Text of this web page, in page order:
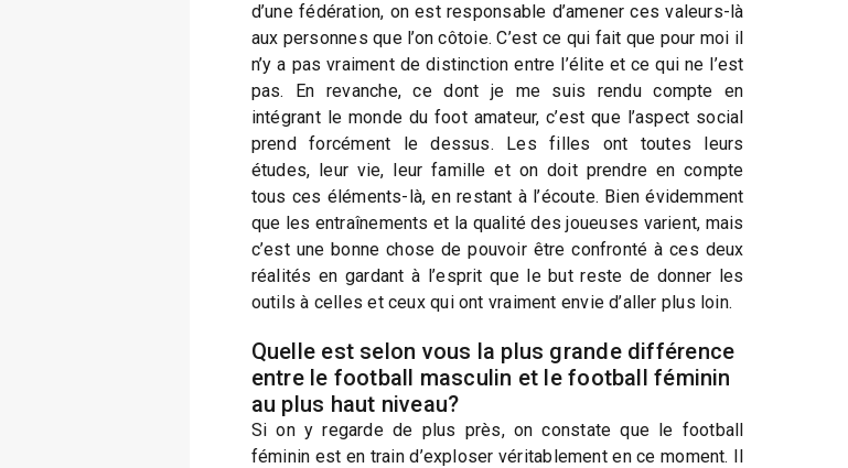
d’une fédération, on est responsable d’amener ces valeurs-là
aux personnes que l’on côtoie. C’est ce qui fait que pour moi il
n’y a pas vraiment de distinction entre l’élite et ce qui ne l’est
pas. En revanche, ce dont je me suis rendu compte en
intégrant le monde du foot amateur, c’est que l’aspect social
prend forcément le dessus. Les filles ont toutes leurs
études, leur vie, leur famille et on doit prendre en compte
tous ces éléments-là, en restant à l’écoute. Bien évidemment
que les entraînements et la qualité des joueuses varient, mais
c’est une bonne chose de pouvoir être confronté à ces deux
réalités en gardant à l’esprit que le but reste de donner les
outils à celles et ceux qui ont vraiment envie d’aller plus loin.
Quelle est selon vous la plus grande différence
entre le football masculin et le football féminin
au plus haut niveau?
Si on y regarde de plus près, on constate que le football
féminin est en train d’exploser véritablement en ce moment. Il